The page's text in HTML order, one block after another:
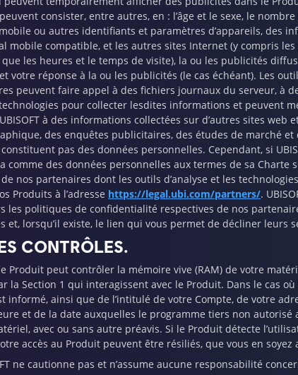
consister, entre autres, en : l’âge et le sexe, le
ou autres identifiants et paramètres d’appareils, des
mobile compatible, et les autres sites Internet (y compris
les heures et le temps de visite), la ou les publicités
votre réponse à la ou les publicités (le cas échéant). Les
peuvent faire appel à des fichiers journaux du serveur, à
pour collecter lesdites informations et peuvent
à des informations collectées sur d’autres sites
des enquêtes publicitaires, des études de marché et
pas des données personnelles. Cependant, si
comme des données personnelles aux termes de sa Charte
nos partenaires dont les outils d’analyse et les
Produits à l’adresse https://legal.ubi.com/partners/.
les politiques de confidentialité respectives de nos
et, lorsqu’il existe, le lien qui vous permet de décliner leurs
CONTRÔLES.
Produit peut contrôler la mémoire vive (RAM) de votre
la Section 1 qui interagissent avec le Produit. Dans le cas
informé, ainsi que de l’intitulé de votre Compte, de votre
et de la date auxquelles le programme tiers non autorisé
avec ou sans autre préavis. Si le Produit détecte
accès au Produit peuvent être résiliés, que vous en soyez
ne cautionne pas et n’assume aucune responsabilité